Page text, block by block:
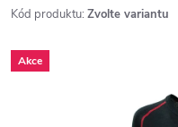
Kód produktu: Zvolte variantu
Akce